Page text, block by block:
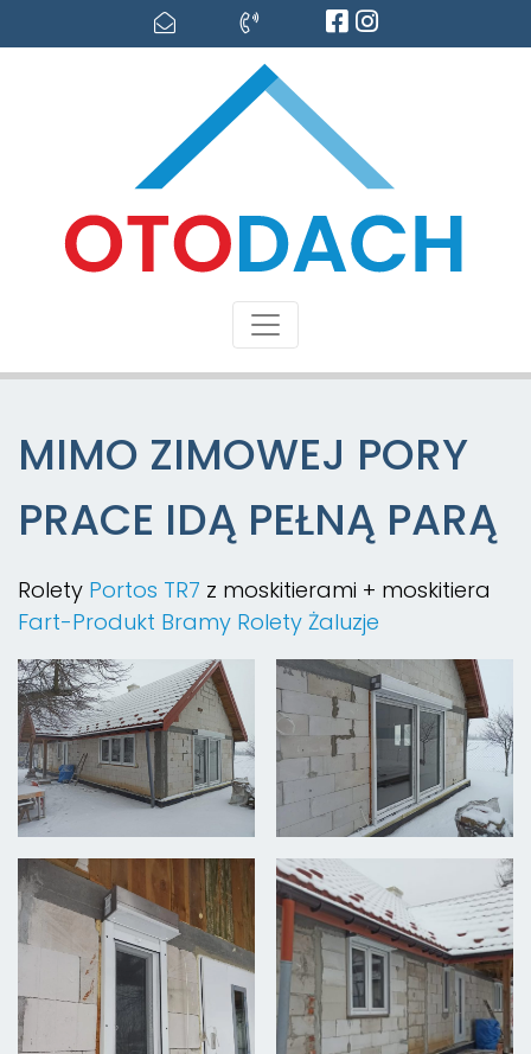
MIMO ZIMOWEJ PORY
PRACE IDĄ PEŁNĄ PARĄ
Rolety Portos TR7 z moskitierami + moskitiera
Fart-Produkt Bramy Rolety Żaluzje